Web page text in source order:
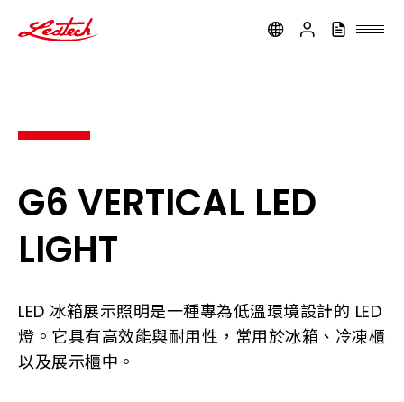
G6 VERTICAL LED
LIGHT
LED 冰箱展示照明是一種專為低溫環境設計的 LED
燈。它具有高效能與耐用性，常用於冰箱、冷凍櫃
以及展示櫃中。